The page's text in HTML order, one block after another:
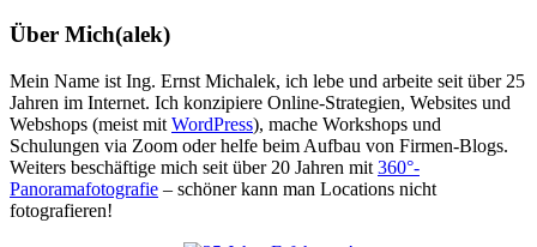
Über Mich(alek)
Mein Name ist Ing. Ernst Michalek, ich lebe und arbeite seit über 25
Jahren im Internet. Ich konzipiere Online-Strategien, Websites und
Webshops (meist mit WordPress), mache Workshops und
Schulungen via Zoom oder helfe beim Aufbau von Firmen-Blogs.
Weiters beschäftige mich seit über 20 Jahren mit 360°-
Panoramafotografie – schöner kann man Locations nicht
fotografieren!